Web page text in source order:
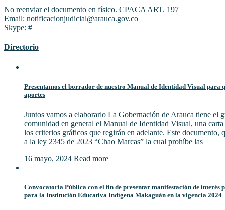
No reenviar el documento en físico. CPACA ART. 197
Email: notificacionjudicial@arauca.gov.co
Skype: #
Directorio
Presentamos el borrador de nuestro Manual de Identidad Visual para
aportes
Juntos vamos a elaborarlo La Gobernación de Arauca tiene el
comunidad en general el Manual de Identidad Visual, una
los criterios gráficos que regirán en adelante. Este documento,
a la ley 2345 de 2023 “Chao Marcas” la cual prohíbe las
16 mayo, 2024 Read more
Convocatoria Pública con el fin de presentar manifestación de interés
para la Institución Educativa Indígena Makaguán en la vigencia 2024